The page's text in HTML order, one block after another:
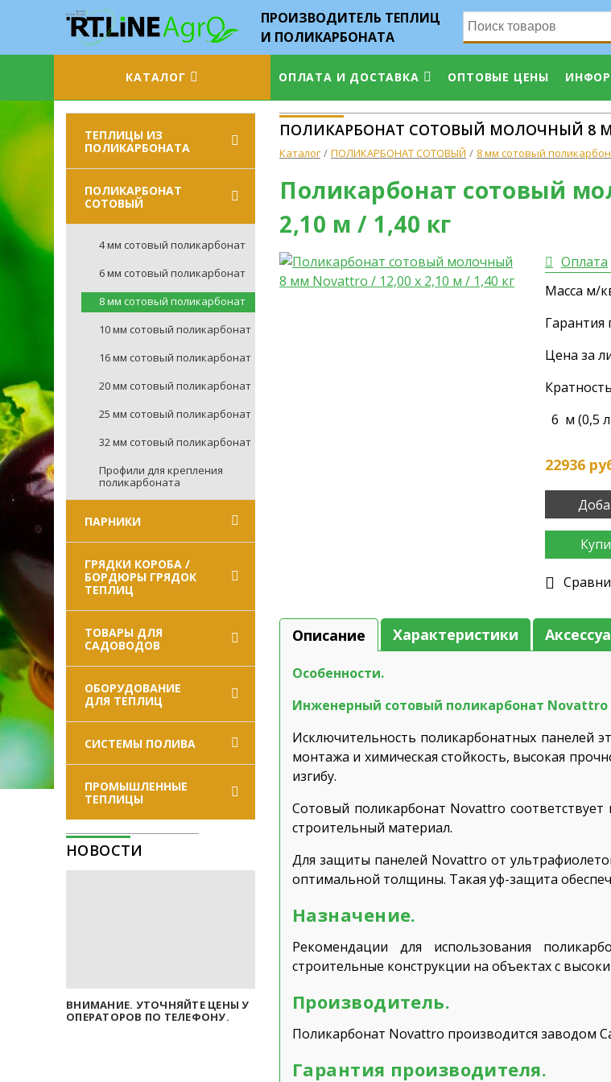
ПРОИЗВОДИТЕЛЬ ТЕПЛИЦ
И ПОЛИКАРБОНАТА
КАТАЛОГ ОПЛАТА И ДОСТАВКА ОПТОВЫЕ ЦЕНЫ
ТЕПЛИЦЫ ИЗ
ПОЛИКАРБОНАТА
ПОЛИКАРБОНАТ
СОТОВЫЙ
4 мм сотовый поликарбонат
6 мм сотовый поликарбонат
8 мм сотовый поликарбонат
10 мм сотовый поликарбонат
16 мм сотовый поликарбонат
20 мм сотовый поликарбонат
25 мм сотовый поликарбонат
32 мм сотовый поликарбонат
Профили для крепления
поликарбоната
ПАРНИКИ
ГРЯДКИ КОРОБА /
БОРДЮРЫ ГРЯДОК
ТЕПЛИЦ
ТОВАРЫ ДЛЯ
САДОВОДОВ
ОБОРУДОВАНИЕ
ДЛЯ ТЕПЛИЦ
СИСТЕМЫ ПОЛИВА
ПРОМЫШЛЕННЫЕ
ТЕПЛИЦЫ
НОВОСТИ
ВНИМАНИЕ. УТОЧНЯЙТЕ ЦЕНЫ У
ОПЕРАТОРОВ ПО ТЕЛЕФОНУ.
ПОЛИКАРБОНАТ СОТОВЫЙ МОЛОЧНЫЙ 8 ММ
Каталог ПОЛИКАРБОНАТ СОТОВЫЙ 8 мм сотовый
Поликарбонат сотовый
2,10 м / 1,40 кг
Оплата
Масса м/
Гарантия
Цена за
6 м (0,5
22936
Описание Характеристики
Особенности.
Инженерный сотовый поликарбонат
Исключительность поликарбонатных панелей
монтажа и химическая стойкость, высокая
изгибу.
Сотовый поликарбонат Novattro
строительный материал.
Для защиты панелей Novattro от
оптимальной толщины. Такая уф-защита
Назначение.
Рекомендации для использования
строительные конструкции на объектах с
Производитель.
Поликарбонат Novattro производится заводом
Гарантия производителя.